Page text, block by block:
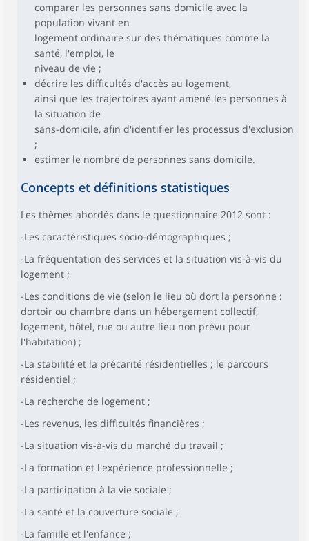
comparer les personnes sans domicile avec la
population vivant en
logement ordinaire sur des thématiques comme la
santé, l'emploi, le
niveau de vie ;
décrire les difficultés d'accès au logement,
ainsi que les trajectoires ayant amené les personnes à
la situation de
sans-domicile, afin d'identifier les processus d'exclusion
;
estimer le nombre de personnes sans domicile.
Concepts et définitions statistiques
Les thèmes abordés dans le questionnaire 2012 sont :
-Les caractéristiques socio-démographiques ;
-La fréquentation des services et la situation vis-à-vis du
logement ;
-Les conditions de vie (selon le lieu où dort la personne :
dortoir ou chambre dans un hébergement collectif,
logement, hôtel, rue ou autre lieu non prévu pour
l'habitation) ;
-La stabilité et la précarité résidentielles ; le parcours
résidentiel ;
-La recherche de logement ;
-Les revenus, les difficultés financières ;
-La situation vis-à-vis du marché du travail ;
-La formation et l'expérience professionnelle ;
-La participation à la vie sociale ;
-La santé et la couverture sociale ;
-La famille et l'enfance ;